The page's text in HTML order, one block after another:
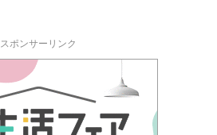
スポンサーリンク